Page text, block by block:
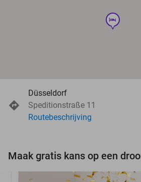
hotel
Düsseldorf
Speditionstraße 11
Routebeschrijving